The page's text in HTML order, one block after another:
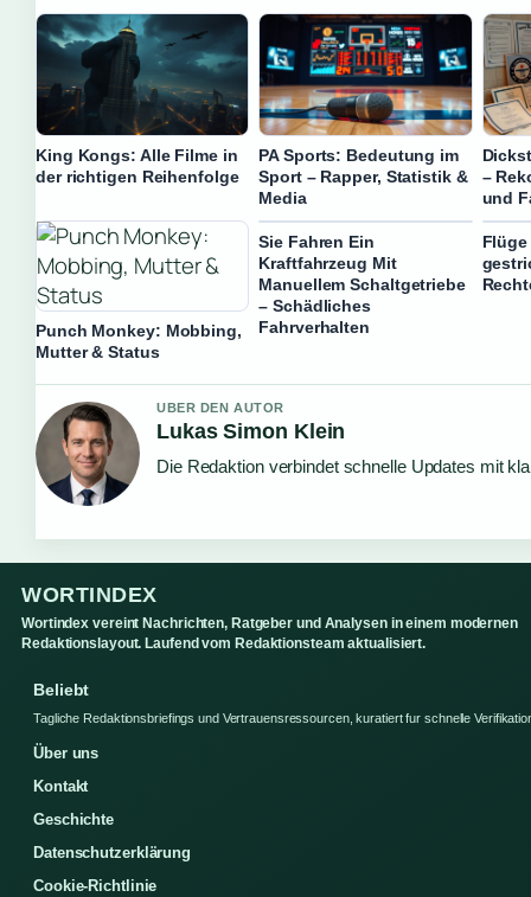
King Kongs: Alle Filme in
der richtigen Reihenfolge
PA Sports: Bedeutung im
Sport – Rapper, Statistik &
Media
–
und
Punch Monkey: Mobbing,
Mutter & Status
Sie Fahren Ein
Kraftfahrzeug Mit
Manuellem Schaltgetriebe
– Schädliches
Fahrverhalten
UBER DEN AUTOR
Lukas Simon Klein
Die Redaktion verbindet schnelle Updates mit
WORTINDEX
Wortindex vereint Nachrichten, Ratgeber und Analysen in einem modernen
Redaktionslayout. Laufend vom Redaktionsteam aktualisiert.
Beliebt
Tagliche Redaktionsbriefings und Vertrauensressourcen, kuratiert fur schnelle
Über uns
Kontakt
Geschichte
Datenschutzerklärung
Cookie-Richtlinie